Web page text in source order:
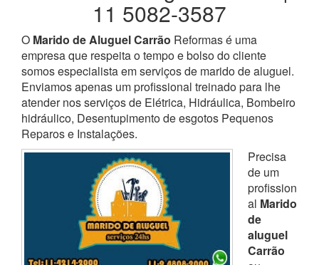
11 5082-3587
O Marido de Aluguel Carrão Reformas é uma
empresa que respeita o tempo e bolso do cliente
somos especialista em serviços de marido de aluguel.
Enviamos apenas um profissional treinado para lhe
atender nos serviços de Elétrica, Hidráulica, Bombeiro
hidráulico, Desentupimento de esgotos Pequenos
Reparos e Instalações.
Precisa
de um
profission
al Marido
de
aluguel
Carrão